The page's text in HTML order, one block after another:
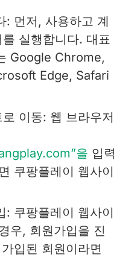
: 먼저, 사용하고 계
실행합니다. 대표
Google Chrome,
Edge, Safari
이동: 웹 브라우저
을 입력
쿠팡플레이 웹사이
: 쿠팡플레이 웹사이
우, 회원가입을 진
입된 회원이라면